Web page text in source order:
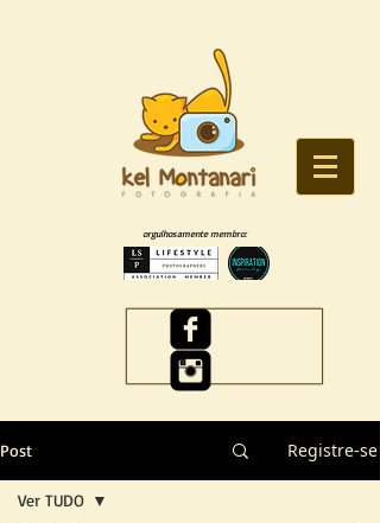
orgulhosamente membro:
Post Registre-se
Ver TUDO